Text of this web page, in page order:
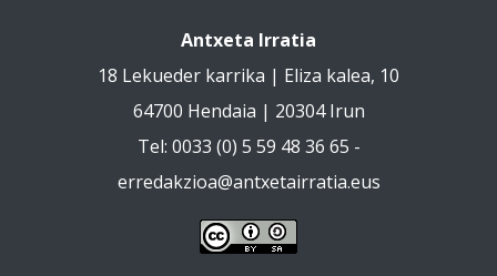
Antxeta Irratia
18 Lekueder karrika | Eliza kalea, 10
64700 Hendaia | 20304 Irun
Tel: 0033 (0) 5 59 48 36 65 -
erredakzioa@antxetairratia.eus